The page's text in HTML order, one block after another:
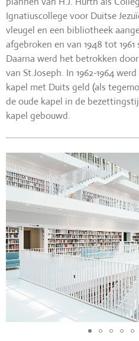
Ignatiuscollege voor Duitse
vleugel en een bibliotheek
afgebroken en van 1948 tot
Daarna werd het betrokken
van St.Joseph. In 1962-1964
kapel met Duits geld (als
de oude kapel in de
kapel gebouwd.